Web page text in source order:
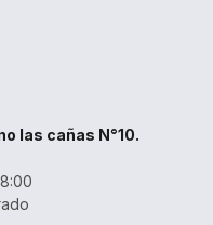
las cañas N°10.